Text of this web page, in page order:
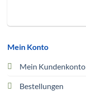
Mein Konto
Mein Kundenkonto
Bestellungen